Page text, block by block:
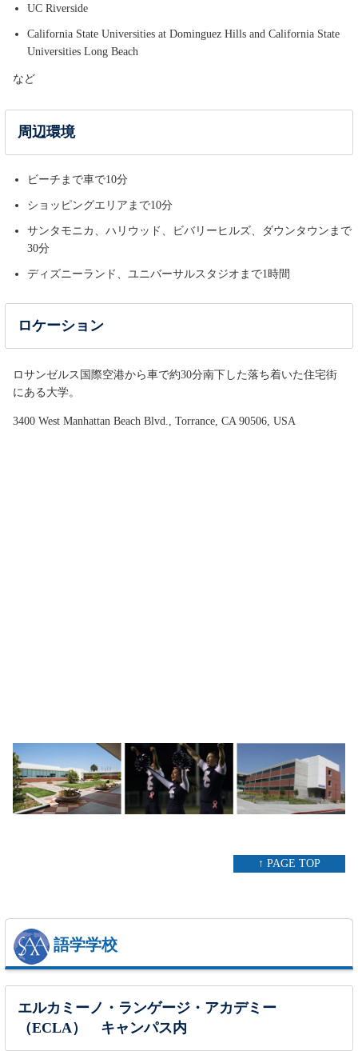
UC Riverside
California State Universities at Dominguez Hills and California State
Universities Long Beach
など
周辺環境
ビーチまで車で10分
ショッピングエリアまで10分
サンタモニカ、ハリウッド、ビバリーヒルズ、ダウンタウンまで
30分
ディズニーランド、ユニバーサルスタジオまで1時間
ロケーション
ロサンゼルス国際空港から車で約30分南下した落ち着いた住宅街
にある大学。
3400 West Manhattan Beach Blvd., Torrance, CA 90506, USA
↑ PAGE TOP
語学学校
エルカミーノ・ランゲージ・アカデミー
（ECLA） キャンパス内